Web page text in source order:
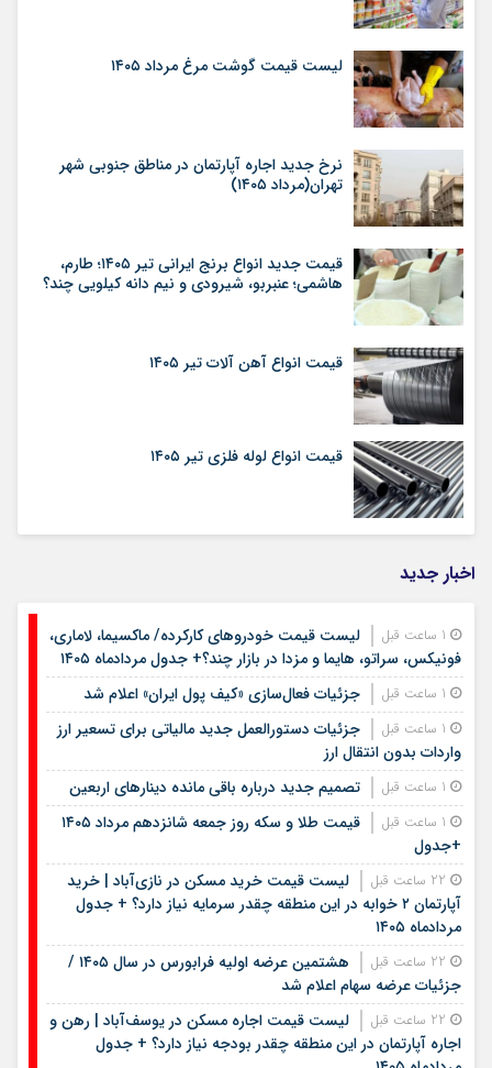
لیست قیمت گوشت مرغ مرداد ۱۴۰۵
نرخ جدید اجاره آپارتمان در مناطق جنوبی شهر
تهران(مرداد ۱۴۰۵)
قیمت جدید انواع برنج ایرانی تیر ۱۴۰۵؛ طارم،
هاشمی؛ عنبربو، شیرودی و نیم دانه کیلویی چند؟
قیمت انواع آهن آلات تیر ۱۴۰۵
قیمت انواع لوله فلزی تیر ۱۴۰۵
اخبار جدید
لیست قیمت خودروهای کارکرده/ ماکسیما، لاماری،
فونیکس، سراتو، هایما و مزدا در بازار چند؟+ جدول مردادماه ۱۴۰۵
جزئیات فعال‌سازی «کیف پول ایران» اعلام شد
جزئیات دستورالعمل جدید مالیاتی برای تسعیر ارز
واردات بدون انتقال ارز
تصمیم جدید درباره باقی مانده دینارهای اربعین
قیمت طلا و سکه روز جمعه شانزدهم مرداد ۱۴۰۵
+جدول
لیست قیمت خرید مسکن در نازی‌آباد | خرید
آپارتمان ۲ خوابه در این منطقه چقدر سرمایه نیاز دارد؟ + جدول
مردادماه ۱۴۰۵
هشتمین عرضه اولیه فرابورس در سال ۱۴۰۵ /
جزئیات عرضه سهام اعلام شد
لیست قیمت اجاره مسکن در یوسف‌آباد | رهن و
اجاره آپارتمان در این منطقه چقدر بودجه نیاز دارد؟ + جدول